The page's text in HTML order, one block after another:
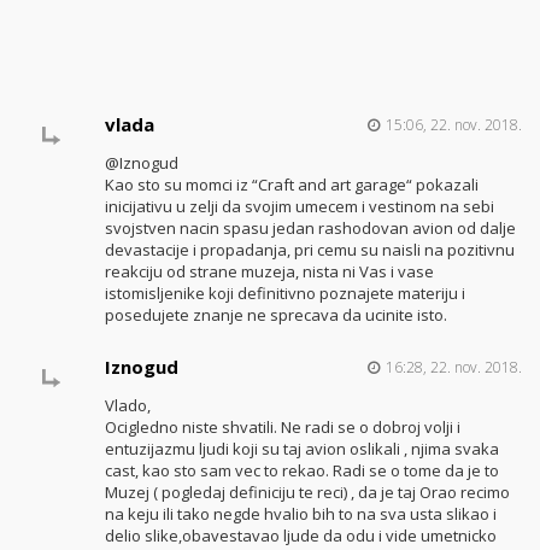
vlada 15:06, 22. nov. 2018.
@Iznogud
Kao sto su momci iz “Craft and art garage“ pokazali
inicijativu u zelji da svojim umecem i vestinom na sebi
svojstven nacin spasu jedan rashodovan avion od dalje
devastacije i propadanja, pri cemu su naisli na pozitivnu
reakciju od strane muzeja, nista ni Vas i vase
istomisljenike koji definitivno poznajete materiju i
posedujete znanje ne sprecava da ucinite isto.
Iznogud 16:28, 22. nov. 2018.
Vlado,
Ocigledno niste shvatili. Ne radi se o dobroj volji i
entuzijazmu ljudi koji su taj avion oslikali , njima svaka
cast, kao sto sam vec to rekao. Radi se o tome da je to
Muzej ( pogledaj definiciju te reci) , da je taj Orao recimo
na keju ili tako negde hvalio bih to na sva usta slikao i
delio slike,obavestavao ljude da odu i vide umetnicko